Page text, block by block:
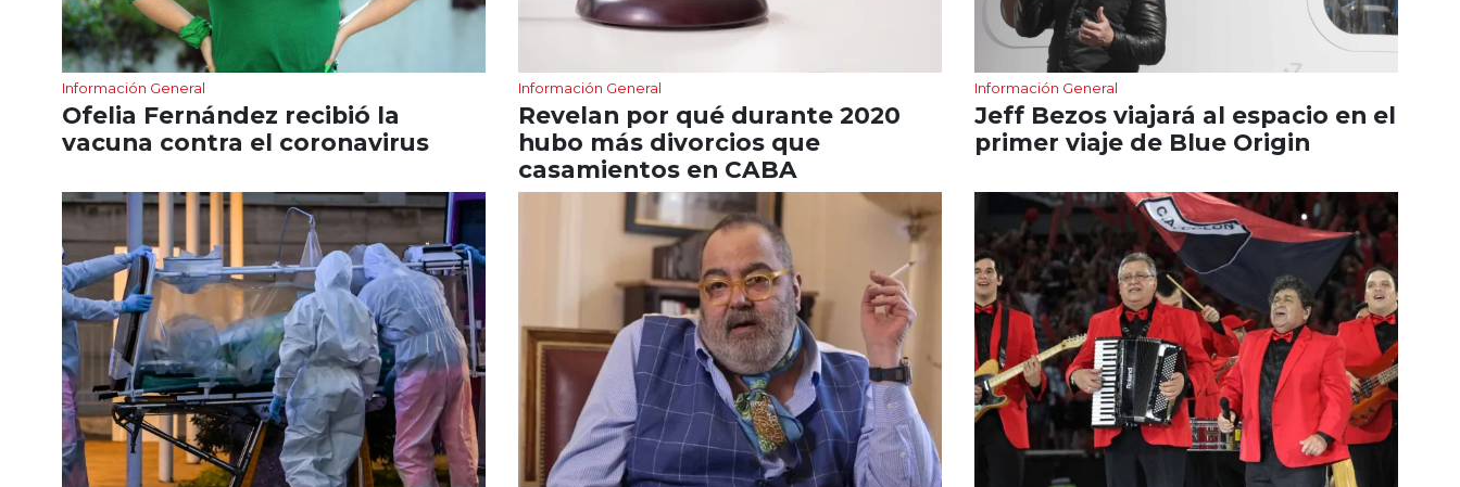
Información General
Ofelia Fernández recibió la
vacuna contra el coronavirus
Información General
Revelan por qué durante 2020
hubo más divorcios que
casamientos en CABA
Información General
Jeff Bezos viajará al espacio en el
primer viaje de Blue Origin